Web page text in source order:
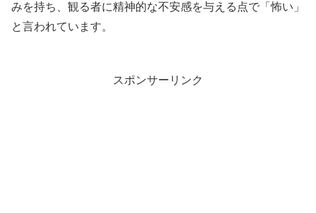
みを持ち、観る者に精神的な不安感を与える点で「怖い」
と言われています。
スポンサーリンク